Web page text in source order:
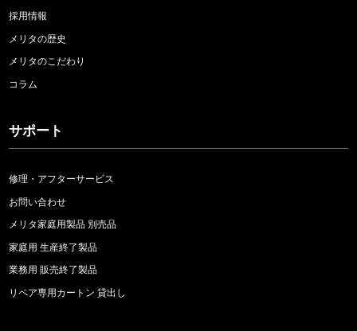
採用情報
メリタの歴史
メリタのこだわり
コラム
サポート
修理・アフターサービス
お問い合わせ
メリタ家庭用製品 別売品
家庭用 生産終了製品
業務用 販売終了製品
リペア専用カートン 貸出し